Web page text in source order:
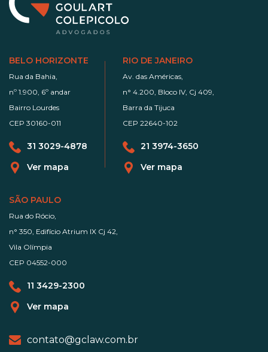
BELO HORIZONTE
Rua da Bahia,
nº 1.900, 6º andar
Bairro Lourdes
CEP 30160-011
31 3029-4878
Ver mapa
RIO DE JANEIRO
Av. das Américas,
n° 4.200, Bloco IV, Cj 409,
Barra da Tijuca
CEP 22640-102
21 3974-3650
Ver mapa
SÃO PAULO
Rua do Rócio,
n° 350, Edifício Atrium IX Cj 42,
Vila Olímpia
CEP 04552-000
11 3429-2300
Ver mapa
contato@gclaw.com.br